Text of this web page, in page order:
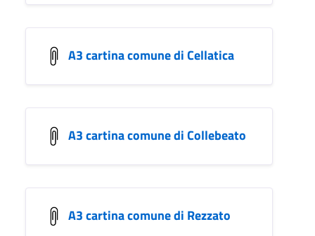
A3 cartina comune di Cellatica
A3 cartina comune di Collebeato
A3 cartina comune di Rezzato